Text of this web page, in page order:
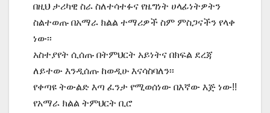
በዚህ ታሪካዊ ስራ ስለተሳተፉና የዜግነት ሀላፊነትዎትን
ስልተወጡ በአማራ ክልል ተማሪዎች ስም ምስጋናችን የላቀ
ነው፡፡
አስተያየት ሲሰጡ በትምህርት አይነትና በክፍል ደረጃ
ለይተው እንዲሰጡ ከወዲሁ እናሳስባለን፡፡
የቀጣዩ ትውልድ እጣ ፈንታ የሚወሰነው በእኛው እጅ ነው!!
የአማራ ክልል ትምህርት ቢሮ